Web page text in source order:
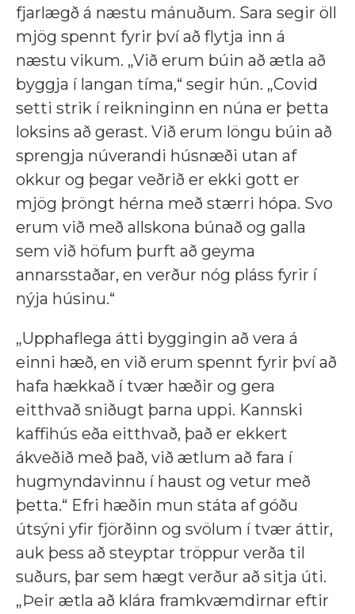
fjarlægð á næstu mánuðum. Sara segir öll
mjög spennt fyrir því að flytja inn á
næstu vikum. „Við erum búin að ætla að
byggja í langan tíma,“ segir hún. „Covid
setti strik í reikninginn en núna er þetta
loksins að gerast. Við erum löngu búin að
sprengja núverandi húsnæði utan af
okkur og þegar veðrið er ekki gott er
mjög þröngt hérna með stærri hópa. Svo
erum við með allskona búnað og galla
sem við höfum þurft að geyma
annarsstaðar, en verður nóg pláss fyrir í
nýja húsinu.“
„Upphaflega átti byggingin að vera á
einni hæð, en við erum spennt fyrir því að
hafa hækkað í tvær hæðir og gera
eitthvað sniðugt þarna uppi. Kannski
kaffihús eða eitthvað, það er ekkert
ákveðið með það, við ætlum að fara í
hugmyndavinnu í haust og vetur með
þetta.“ Efri hæðin mun státa af góðu
útsýni yfir fjörðinn og svölum í tvær áttir,
auk þess að steyptar tröppur verða til
suðurs, þar sem hægt verður að sitja úti.
„Þeir ætla að klára framkvæmdirnar eftir